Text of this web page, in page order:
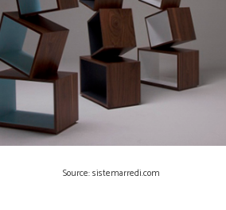
Source: sistemarredi.com